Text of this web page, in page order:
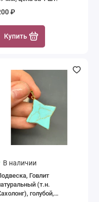
₽
Купить
В наличии
Говлит
(т.н.
голубой,